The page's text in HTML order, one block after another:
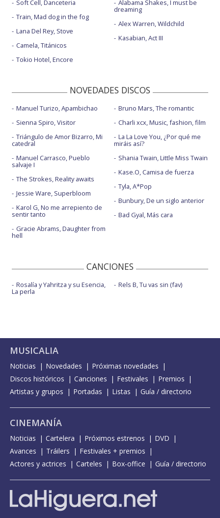
Soft Cell, Danceteria
Train, Mad dog in the fog
Lana Del Rey, Stove
Camela, Titánicos
Tokio Hotel, Encore
Alabama Shakes, I must be
dreaming
Alex Warren, Wildchild
Kasabian, Act III
NOVEDADES DISCOS
Manuel Turizo, Apambichao
Sienna Spiro, Visitor
Triángulo de Amor Bizarro, Mi
catedral
Manuel Carrasco, Pueblo
salvaje I
The Strokes, Reality awaits
Jessie Ware, Superbloom
Karol G, No me arrepiento de
sentir tanto
Gracie Abrams, Daughter from
hell
Bruno Mars, The romantic
Charli xcx, Music, fashion, film
La La Love You, ¿Por qué me
miráis así?
Shania Twain, Little Miss Twain
Kase.O, Camisa de fuerza
Tyla, A*Pop
Bunbury, De un siglo anterior
Bad Gyal, Más cara
CANCIONES
Rosalía y Yahritza y su Esencia,
La perla
Rels B, Tu vas sin (fav)
MUSICALIA
Noticias Novedades
Próximas novedades
Discos históricos
Canciones Festivales
Premios
Artistas y grupos
Portadas Listas Guía / directorio
CINEMANÍA
Noticias Cartelera Próximos estrenos
DVD
Avances
Tráilers
Festivales + premios
Actores y actrices
Carteles Box-office Guía / directorio